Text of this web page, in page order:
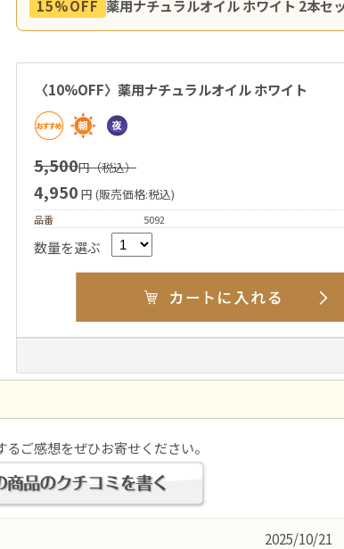
15%OFF 薬用ナチュラルオイル ホワイト 2本セ
〈10%OFF〉薬用ナチュラルオイル ホワイト
5,500円（税込）
4,950 円 (販売価格:税込)
品番 5092
数量を選ぶ
るご感想をぜひお寄せください。
2025/10/21